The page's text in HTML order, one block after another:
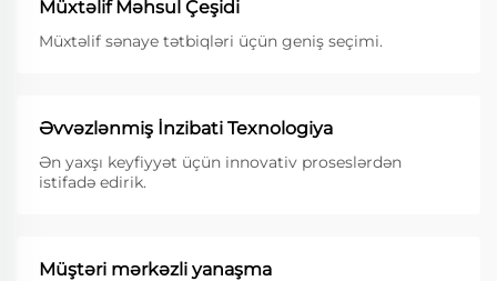
Müxtəlif Məhsul Çeşidi
Müxtəlif sənaye tətbiqləri üçün geniş seçimi.
Əvvəzlənmiş İnzibati Texnologiya
Ən yaxşı keyfiyyət üçün innovativ proseslərdən
istifadə edirik.
Müştəri mərkəzli yanaşma